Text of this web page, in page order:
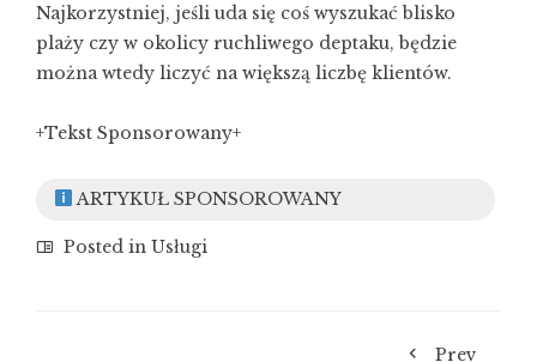
Najkorzystniej, jeśli uda się coś wyszukać blisko
plaży czy w okolicy ruchliwego deptaku, będzie
można wtedy liczyć na większą liczbę klientów.
+Tekst Sponsorowany+
ARTYKUŁ SPONSOROWANY
Posted in Usługi
Prev